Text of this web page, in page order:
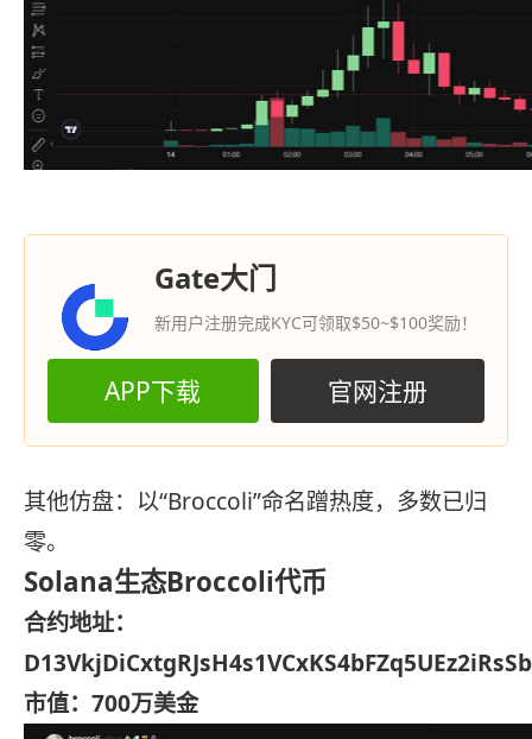
Gate大门
新用户注册完成KYC可领取$50~$100奖励！
APP下载 官网注册
其他仿盘：以“Broccoli”命名蹭热度，多数已归
零。
Solana生态Broccoli代币
合约地址：
市值：700万美金